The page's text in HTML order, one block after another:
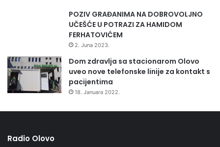
POZIV GRAĐANIMA NA DOBROVOLJNO
UČEŠĆE U POTRAZI ZA HAMIDOM
FERHATOVIĆEM
2. Juna 2023.
Dom zdravlja sa stacionarom Olovo
uveo nove telefonske linije za kontakt s
pacijentima
18. Januara 2022.
Radio Olovo